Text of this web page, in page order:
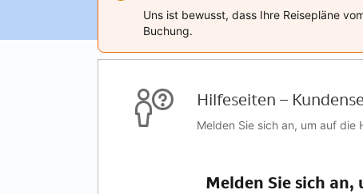
Uns ist bewusst, dass Ihre Reisepläne
Buchung.
Hilfeseiten –
Melden Sie sich an, um auf
Melden Sie sich